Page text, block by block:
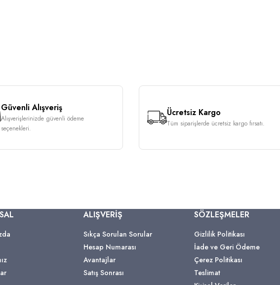
Güvenli Alışveriş
Alışverişlerinizde güvenli ödeme
seçenekleri.
Ücretsiz Kargo
Tüm siparişlerde ücretsiz kargo fırsatı.
ALIŞVERİŞ
Sıkça Sorulan Sorular
Hesap Numarası
Avantajlar
Satış Sonrası
SÖZLEŞMELER
Gizlilik Politikası
İade ve Geri Ödeme
Çerez Politikası
Teslimat